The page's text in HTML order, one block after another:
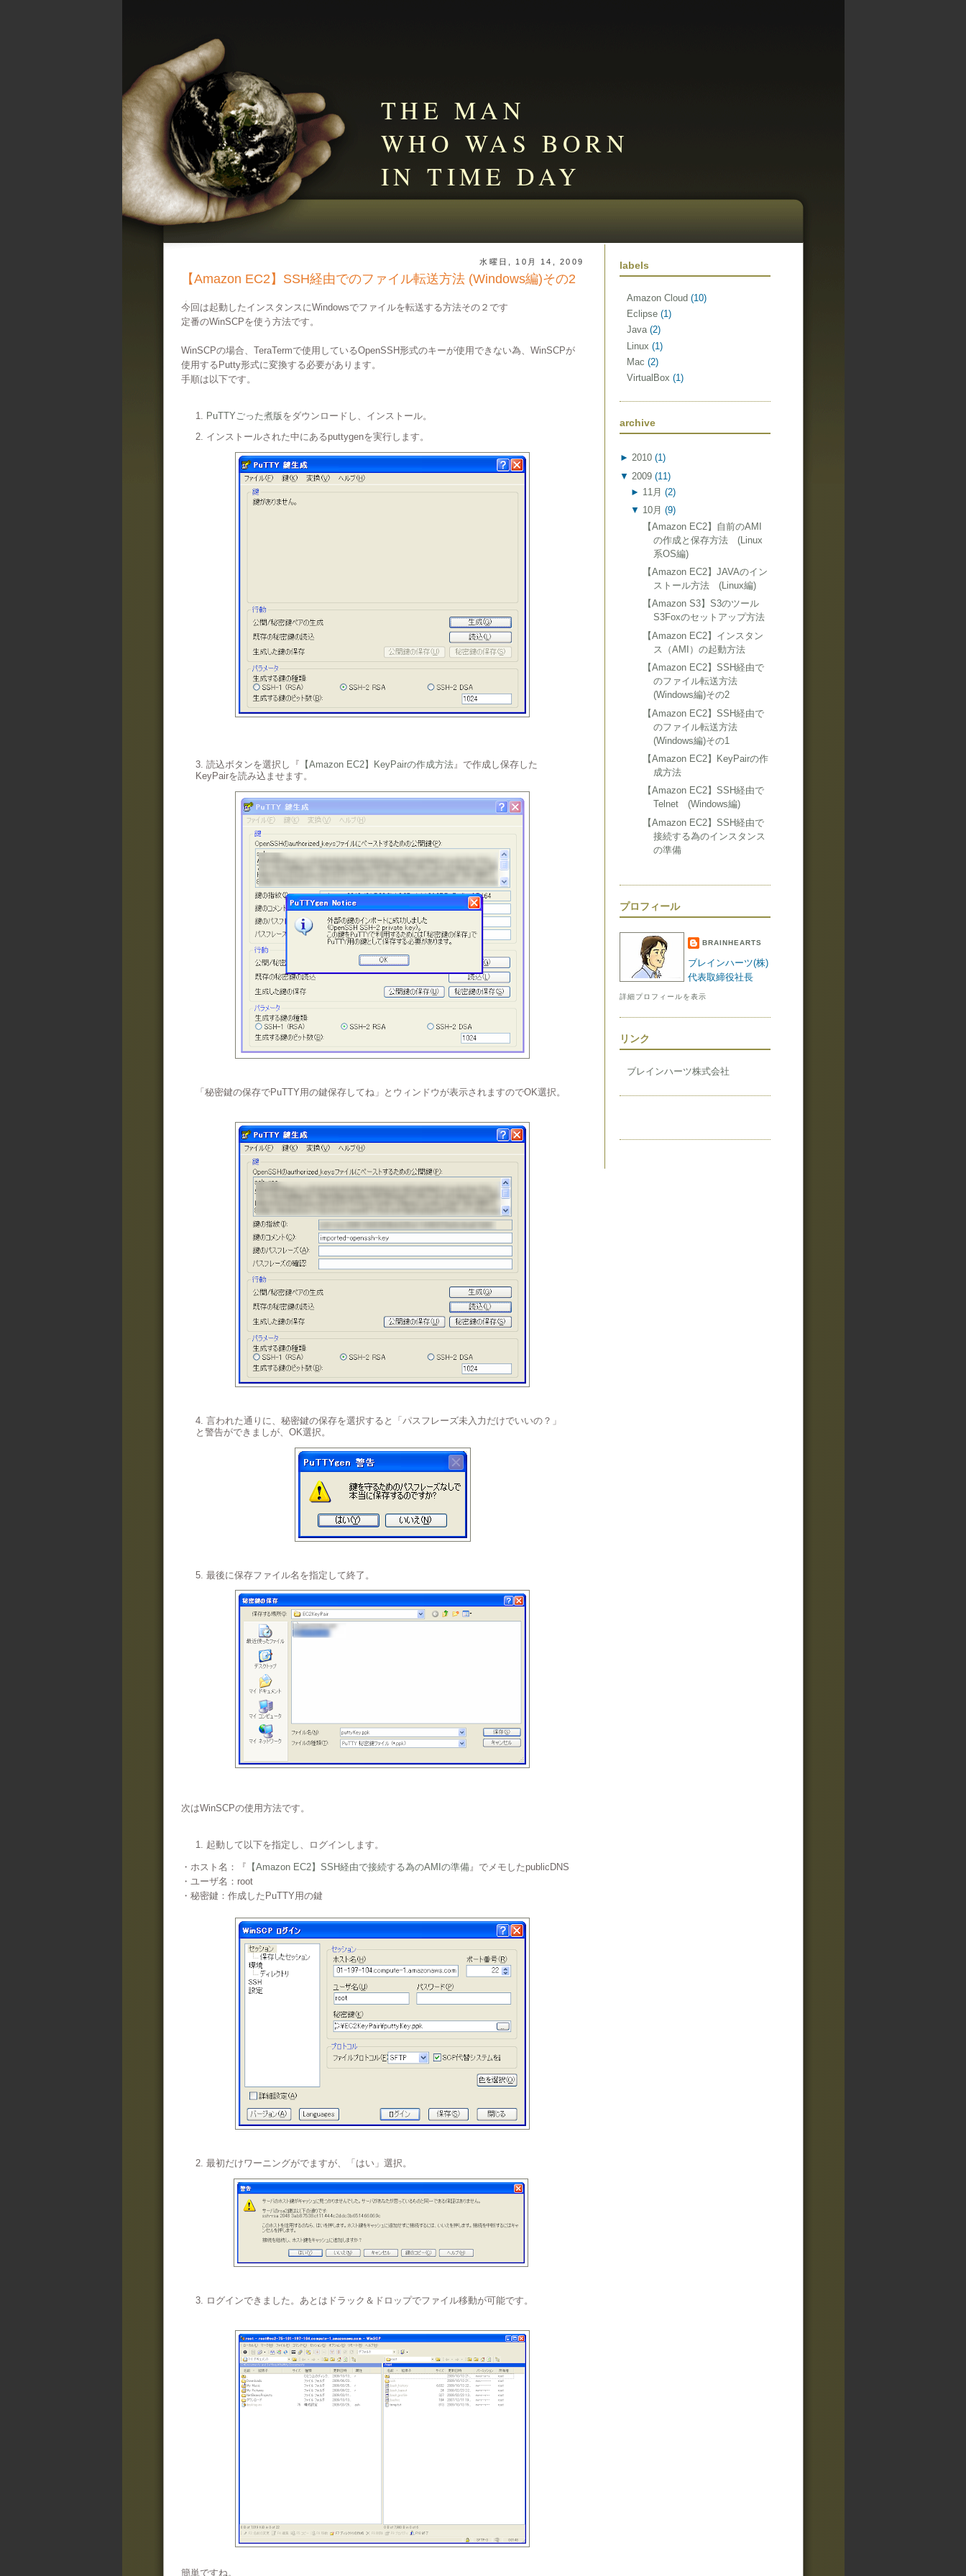
THE MAN
WHO WAS BORN
IN TIME DAY
水曜日, 10月 14, 2009
【Amazon EC2】SSH経由でのファイル転送方法 (Windows編)その2
今回は起動したインスタンスにWindowsでファイルを転送する方法その２です
定番のWinSCPを使う方法です。
WinSCPの場合、TeraTermで使用しているOpenSSH形式のキーが使用できない為、WinSCPが
使用するPutty形式に変換する必要があります。
手順は以下です。
1. PuTTYごった煮版をダウンロードし、インストール。
2. インストールされた中にあるputtygenを実行します。
3. 読込ボタンを選択し『 【Amazon EC2】KeyPairの作成方法』で作成し保存した
KeyPairを読み込ませます。
「秘密鍵の保存でPuTTY用の鍵保存してね」とウィンドウが表示されますのでOK選択。
4. 言われた通りに、秘密鍵の保存を選択すると「パスフレーズ未入力だけでいいの？」
と警告ができましが、OK選択。
5. 最後に保存ファイル名を指定して終了。
次はWinSCPの使用方法です。
1. 起動して以下を指定し、ログインします。
・ホスト名：『 【Amazon EC2】SSH経由で接続する為のAMIの準備』でメモしたpublicDNS
・ユーザ名：root
・秘密鍵：作成したPuTTY用の鍵
2. 最初だけワーニングがでますが、「はい」選択。
3. ログインできました。あとはドラック＆ドロップでファイル移動が可能です。
簡単ですね。
labels
Amazon Cloud (10)
Eclipse (1)
Java (2)
Linux (1)
Mac (2)
VirtualBox (1)
archive
► 2010 (1)
▼ 2009 (11)
► 11月(2)
▼ 10月(9)
【Amazon EC2】自前のAMI
の作成と保存方法 (Linux
系OS編)
【Amazon EC2】JAVAのイン
ストール方法 (Linux編)
【Amazon S3】S3のツール
S3Foxのセットアップ方法
【Amazon EC2】インスタン
ス（AMI）の起動方法
【Amazon EC2】SSH経由で
のファイル転送方法
(Windows編)その2
【Amazon EC2】SSH経由で
のファイル転送方法
(Windows編)その1
【Amazon EC2】KeyPairの作
成方法
【Amazon EC2】SSH経由で
Telnet (Windows編)
【Amazon EC2】SSH経由で
接続する為のインスタンス
の準備
プロフィール
BRAINHEARTS
ブレインハーツ(株)
代表取締役社長
詳細プロフィールを表示
リンク
ブレインハーツ株式会社